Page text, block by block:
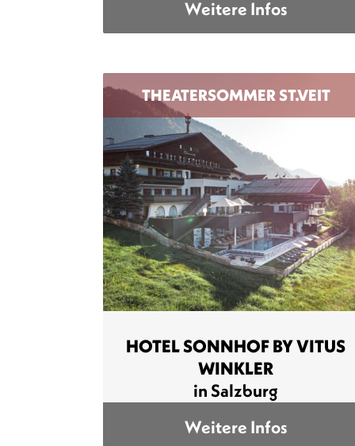
Weitere Infos
THEATERSOMMER ST.VEIT
HOTEL SONNHOF BY VITUS
WINKLER
in Salzburg
Weitere Infos